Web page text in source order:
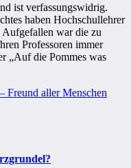
ist verfassungswidrig.
haben Hochschullehrer
Aufgefallen war die zu
Professoren immer
„Auf die Pommes was
Freund aller Menschen